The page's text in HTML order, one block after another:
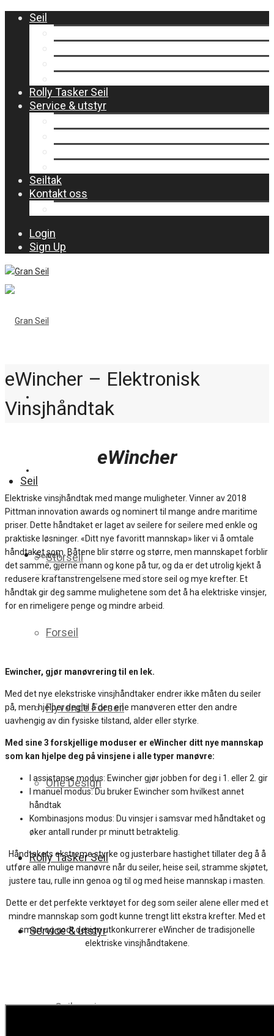
Seil
Rolly Tasker Seil
Service & utstyr
Seiltak
Kontakt oss
Login
Sign Up
Seil
Storseil
Forseil
Flyvende Forseil
One Design
Rolly Tasker Seil
Service & utstyr
Seilservice
eWincher – Elektronisk
Vinsjhåndtak
eWincher
Elektriske vinsjhåndtak med mange muligheter. Vinner av 2018
Pittman innovation awards og nominert til mange andre maritime
priser. Dette håndtaket er laget av seilere for seilere med enkle og
praktiske løsninger. «Ditt nye favoritt mannskap» liker vi å omtale
håndtaket som. Båtene blir større og større, men mannskapet forblir
det samme, gjerne mann og kone på tur, og da er det utrolig kjekt å
redusere kraftanstrengelsene med store seil og mye krefter. Et
håndtak gir deg samme mulighetene som det å ha elektriske vinsjer,
for en rimeligere penge og mindre arbeid.
Ewincher, gjør manøvrering til en lek.
Med det nye elekstriske vinsjhåndtaker endrer ikke måten du seiler
på, men hjelper deg til å den ene manøveren etter den andre
uavhengig av din fysiske tilstand, alder eller styrke.
Med sine 3 forskjellige moduser er eWincher ditt nye mannskap
som kan hjelpe deg på vinsjene i alle typer manøvre:
I assistanse modus: Ewincher gjør jobben for deg i 1. eller 2. gir
I manuel modus: Du bruker Ewincher som hvilkest annet
håndtak
Kombinasjons modus: Du vinsjer i samsvar med håndtaket og
øker antall runder pr minutt betraktelig.
Håndtakets ekstreme styrke og justerbare hastighet tillater deg å å
utføre alle mulige manøvre når du seiler, heise seil, stramme skjøtet,
justere tau, rulle inn genoa og til og med heise mannskap i masten.
Dette er det perfekte verktøyet for deg som seiler alene eller med et
mindre mannskap som godt kunne trengt litt ekstra krefter. Med et
smart og godt design utkonkurrerer eWincher de tradisjonelle
elektriske vinsjhåndtakene.